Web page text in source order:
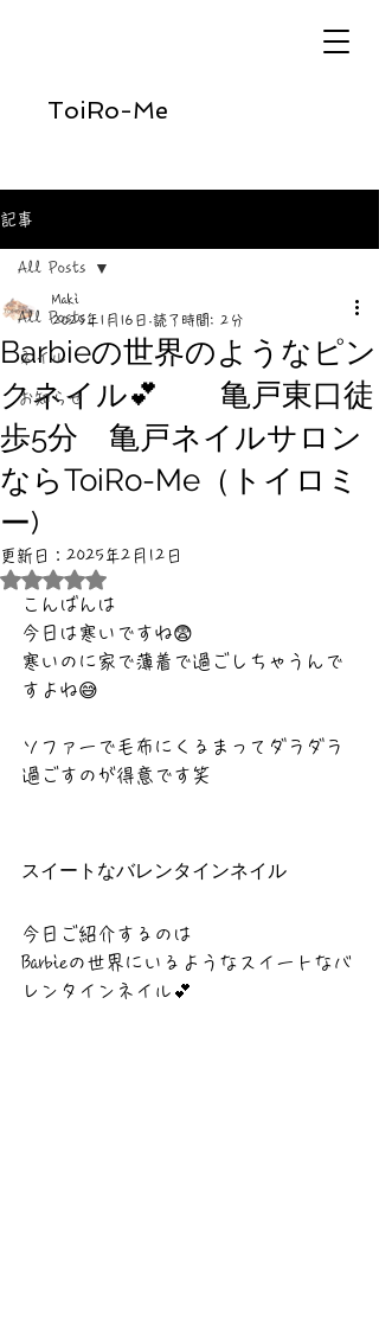
ToiRo-Me
記事
All Posts
ネイル
お知らせ
All Posts
Barbieの世界のようなピン
クネイル💕 亀戸東口徒
歩5分 亀戸ネイルサロン
ならToiRo-Me（トイロミ
ー)
Maki
2025年1月16日 読了時間: 2分
更新日： 2025年2月12日
5つ星のうちNaNと評価されています。
こんばんは
今日は寒いですね😨
寒いのに家で薄着で過ごしちゃうんで
すよね😅
ソファーで毛布にくるまってダラダラ
過ごすのが得意です笑
スイートなバレンタインネイル
今日ご紹介するのは
Barbieの世界にいるようなスイートなバ
レンタインネイル💕